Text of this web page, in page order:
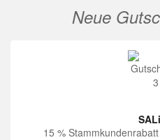
Neue
15 %